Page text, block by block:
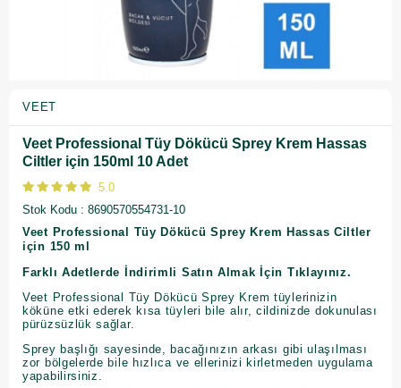
VEET
Veet Professional Tüy Dökücü Sprey Krem Hassas
Ciltler için 150ml 10 Adet
5.0
Stok Kodu
8690570554731-10
Veet Professional Tüy Dökücü Sprey Krem Hassas Ciltler
için 150 ml
Farklı Adetlerde İndirimli Satın Almak İçin Tıklayınız.
Veet Professional Tüy Dökücü Sprey Krem tüylerinizin
köküne etki ederek kısa tüyleri bile alır, cildinizde dokunulası
pürüzsüzlük sağlar.
Sprey başlığı sayesinde, bacağınızın arkası gibi ulaşılması
zor bölgelerde bile hızlıca ve ellerinizi kirletmeden uygulama
yapabilirsiniz.